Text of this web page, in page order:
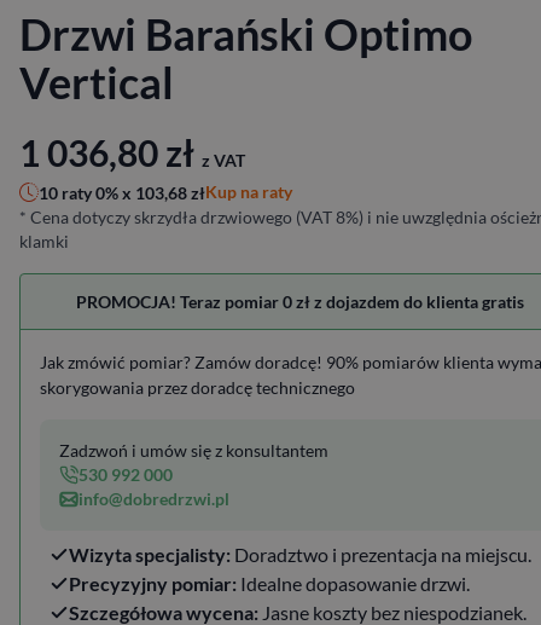
Drzwi Barański Optimo
Vertical
1 036,80zł z VAT
10 raty 0% x 103,68złKup na raty
* Cena dotyczy skrzydła drzwiowego (VAT 8%) i nie uwzględnia
klamki
PROMOCJA! Teraz pomiar 0 zł z dojazdem do klienta gratis
Jak zmówić pomiar? Zamów doradcę! 90% pomiarów klienta
skorygowania przez doradcę technicznego
Wizyta specjalisty: Doradztwo i prezentacja na miejscu.
Precyzyjny pomiar: Idealne dopasowanie drzwi.
Szczegółowa wycena: Jasne koszty bez niespodzianek.
Zadzwoń i umów się z konsultantem
530 992 000
info@dobredrzwi.pl